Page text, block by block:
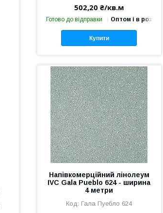
502,20 ₴/кв.м
Готово до відправки Оптом і в роздріб
Купити
Напівкомерційний лінолеум
IVC Gala Pueblo 624 - ширина
4 метри
Гала Пуебло 624